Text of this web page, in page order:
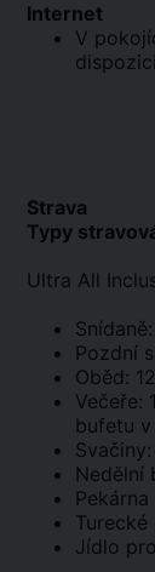
Internet
V
Strava
Typy
Ultra All
Pozdní
Oběd:
Večeře:
bufetu
Nedělní
Turecké
Jídlo